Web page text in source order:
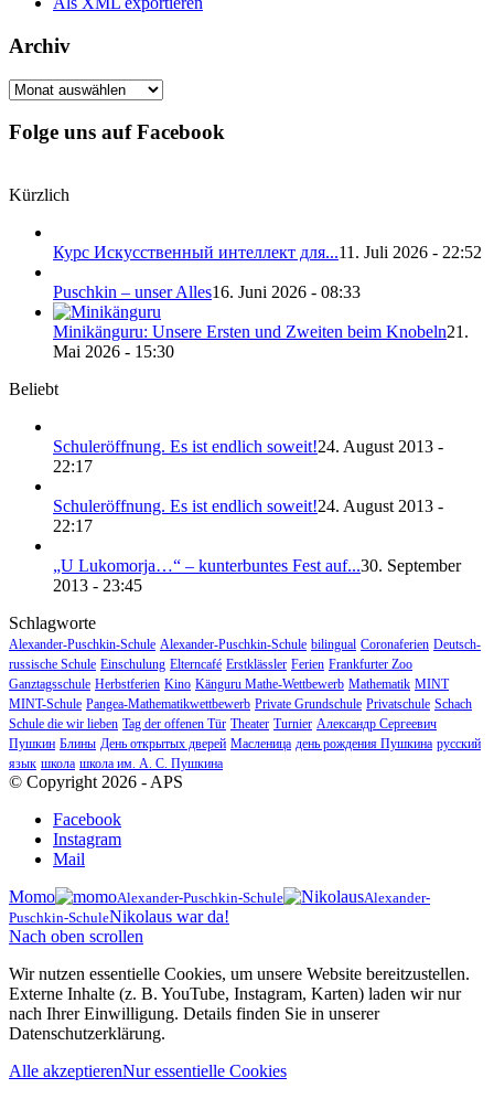
Archiv
Archiv
Folge uns auf Facebook
Kürzlich
Курс Искусственный интеллект для...11. Juli 2026 - 22:52
Puschkin – unser Alles16. Juni 2026 - 08:33
Minikänguru: Unsere Ersten und Zweiten beim Knobeln21.
Mai 2026 - 15:30
Beliebt
Schuleröffnung. Es ist endlich soweit!24. August 2013 -
22:17
Schuleröffnung. Es ist endlich soweit!24. August 2013 -
22:17
„U Lukomorja…“ – kunterbuntes Fest auf...30. September
2013 - 23:45
Schlagworte
Alexander-Puschkin-Schule Alexander-Puschkin-Schule bilingual Coronaferien Deutsch-
russische Schule Einschulung Elterncafé Erstklässler Ferien Frankfurter Zoo
Ganztagsschule Herbstferien Kino Känguru Mathe-Wettbewerb Mathematik MINT
MINT-Schule Pangea-Mathematikwettbewerb Private Grundschule Privatschule Schach
Schule die wir lieben Tag der offenen Tür Theater Turnier Александр Сергеевич
Пушкин Блины День открытых дверей Масленица день рождения Пушкина русский
язык школа школа им. А. С. Пушкина
© Copyright 2026 - APS
Facebook
Instagram
Mail
Momo
Alexander-Puschkin-Schule
Alexander-
Puschkin-SchuleNikolaus war da!
Nach oben scrollen
Wir nutzen essentielle Cookies, um unsere Website bereitzustellen.
Externe Inhalte (z. B. YouTube, Instagram, Karten) laden wir nur
nach Ihrer Einwilligung. Details finden Sie in unserer
Datenschutzerklärung.
Alle akzeptierenNur essentielle Cookies